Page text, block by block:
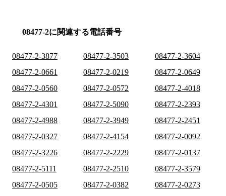
08477-2に関連する電話番号
08477-2-3877 08477-2-3503
08477-2-3604
08477-2-0661
08477-2-0219
08477-2-0649
08477-2-0560
08477-2-0572
08477-2-4018
08477-2-4301
08477-2-5090
08477-2-2393
08477-2-4988
08477-2-3949
08477-2-2451
08477-2-0327
08477-2-4154
08477-2-0092
08477-2-3226
08477-2-2229
08477-2-0137
08477-2-5111
08477-2-2510
08477-2-3579
08477-2-0505
08477-2-0382
08477-2-0273